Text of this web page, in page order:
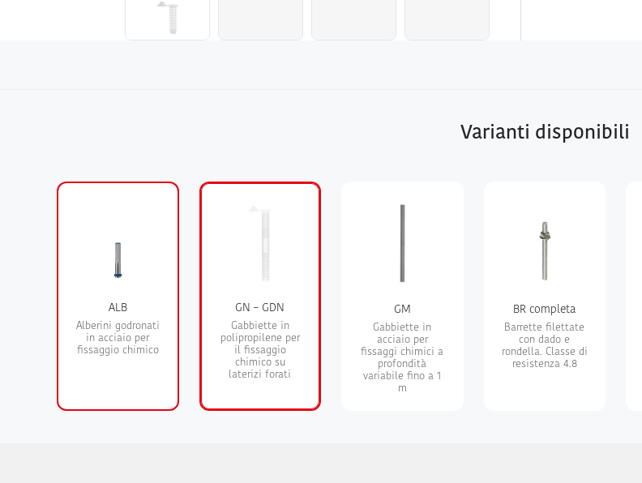
Varianti disponibili
ALB
Alberini godronati
in acciaio per
fissaggio chimico
GN – GDN
Gabbiette in
polipropilene per
il fissaggio
chimico su
laterizi forati
GM
Gabbiette in
acciaio per
fissaggi chimici a
profondità
variabile fino a 1
m
BR completa
Barrette filettate
con dado e
rondella. Classe di
resistenza 4.8